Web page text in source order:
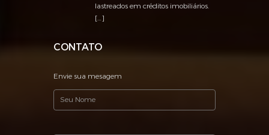
lastreados em créditos imobiliários.
[…]
CONTATO
Envie sua mesagem